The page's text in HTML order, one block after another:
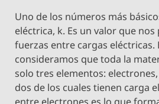
Uno de los números más
eléctrica, k. Es un valor que
fuerzas entre cargas eléctricas.
consideramos que toda la
solo tres elementos:
dos de los cuales tienen carga